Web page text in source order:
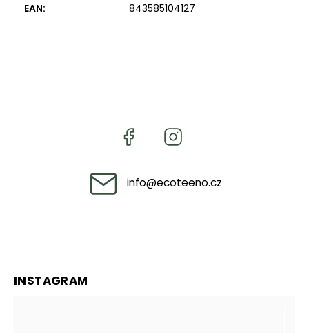
EAN: 843585104127
info@ecoteeno.cz
INSTAGRAM